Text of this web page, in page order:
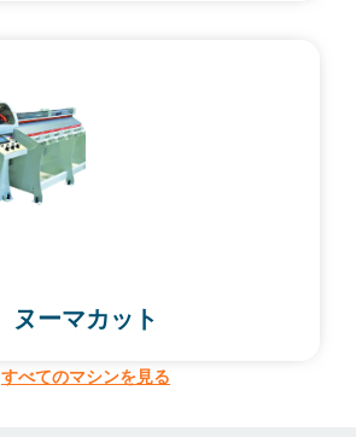
ヌーマカット
すべてのマシンを見る